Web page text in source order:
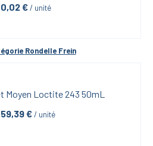
0,02 € / unité
Rondelle Frein
Moyen Loctite 243 50mL
59,39 € / unité